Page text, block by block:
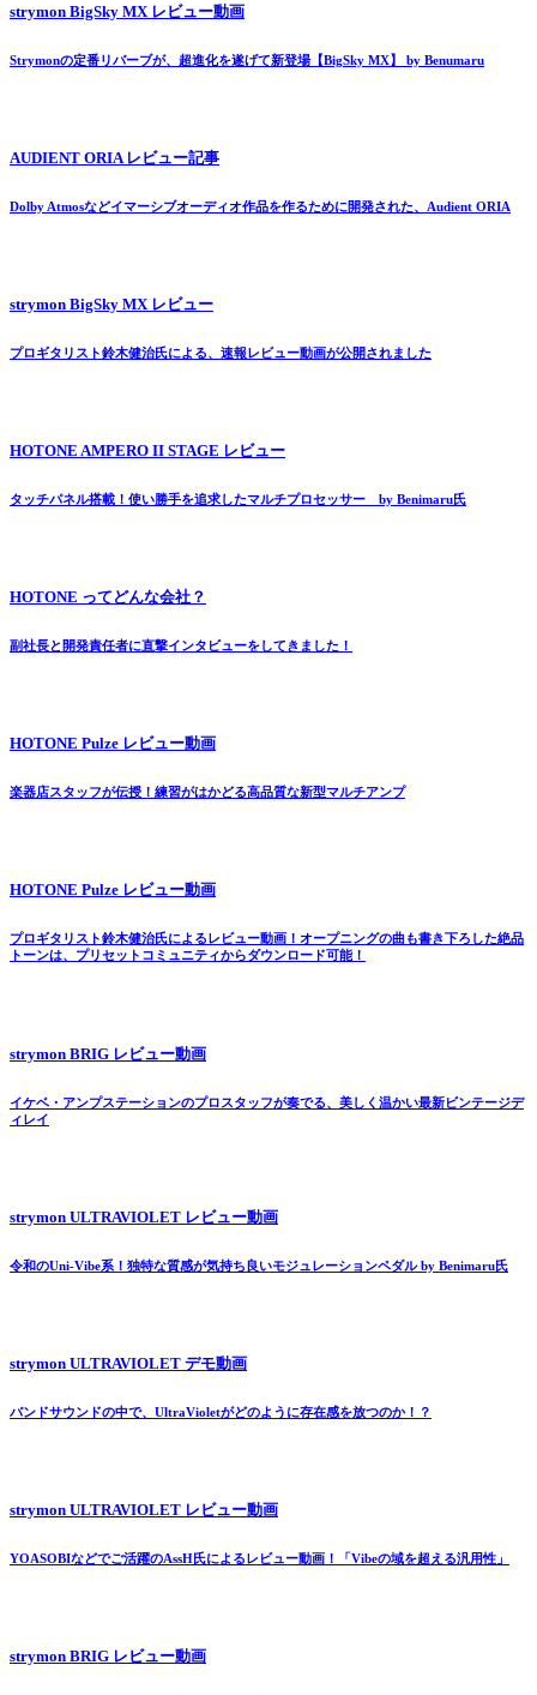
strymon BigSky MX レビュー動画
Strymonの定番リバーブが、超進化を遂げて新登場【BigSky MX】 by Benumaru
AUDIENT ORIA レビュー記事
Dolby Atmosなどイマーシブオーディオ作品を作るために開発された、Audient ORIA
strymon BigSky MX レビュー
プロギタリスト鈴木健治氏による、速報レビュー動画が公開されました
HOTONE AMPERO II STAGE レビュー
タッチパネル搭載！使い勝手を追求したマルチプロセッサー by Benimaru氏
HOTONE ってどんな会社？
副社長と開発責任者に直撃インタビューをしてきました！
HOTONE Pulze レビュー動画
楽器店スタッフが伝授！練習がはかどる高品質な新型マルチアンプ
HOTONE Pulze レビュー動画
プロギタリスト鈴木健治氏によるレビュー動画！オープニングの曲も書き下ろした絶品
トーンは、プリセットコミュニティからダウンロード可能！
strymon BRIG レビュー動画
イケベ・アンプステーションのプロスタッフが奏でる、美しく温かい最新ビンテージデ
ィレイ
strymon ULTRAVIOLET レビュー動画
令和のUni-Vibe系！独特な質感が気持ち良いモジュレーションペダル by Benimaru氏
strymon ULTRAVIOLET デモ動画
バンドサウンドの中で、UltraVioletがどのように存在感を放つのか！？
strymon ULTRAVIOLET レビュー動画
YOASOBIなどでご活躍のAssH氏によるレビュー動画！「Vibeの域を超える汎用性」
strymon BRIG レビュー動画